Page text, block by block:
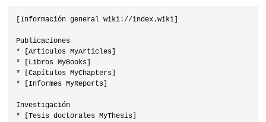
[Información general wiki://index.wiki]
Publicaciones
* [Articulos MyArticles]
* [Libros MyBooks]
* [Capítulos MyChapters]
* [Informes MyReports]
Investigación
* [Tesis doctorales MyThesis]